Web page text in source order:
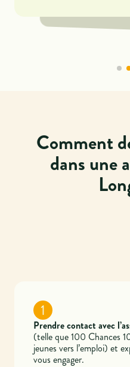
professionnel.
partenaires.
Comment
dans une
1
Prendre contact avec
(telle que 100 Chances
jeunes vers l’emploi) et
vous engager.